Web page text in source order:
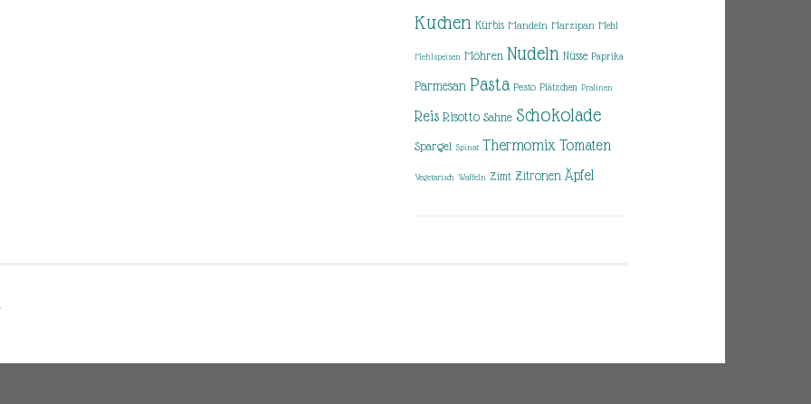
Kuchen Kürbis Mandeln Marzipan Mehl
Mehlspeisen Möhren Nudeln Nüsse Paprika
Parmesan Pasta Pesto Plätzchen Pralinen
Reis Risotto Sahne Schokolade
Spargel Spinat Thermomix Tomaten
Vegetarisch Waffeln Zimt Zitronen Äpfel